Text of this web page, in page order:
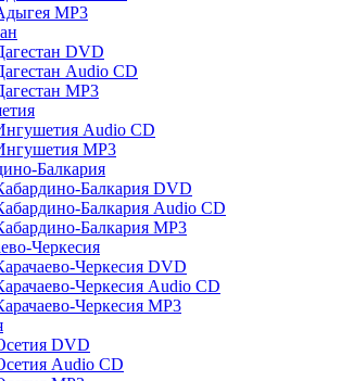
MP3
DVD
Audio CD
MP3
Audio CD
MP3
Балкария
Балкария DVD
Балкария Audio CD
Балкария MP3
Черкесия
Черкесия DVD
Черкесия Audio CD
Черкесия MP3
DVD
Audio CD